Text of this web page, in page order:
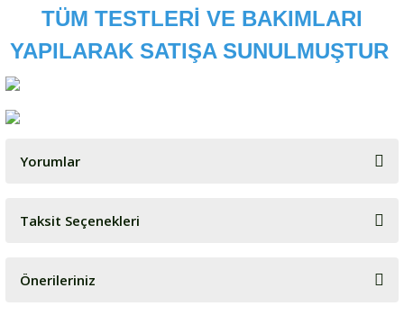
TÜM TESTLERİ VE BAKIMLARI
YAPILARAK SATIŞA SUNULMUŞTUR
Yorumlar
Bu ürüne ilk yorumu siz yapın!
Taksit Seçenekleri
Önerileriniz